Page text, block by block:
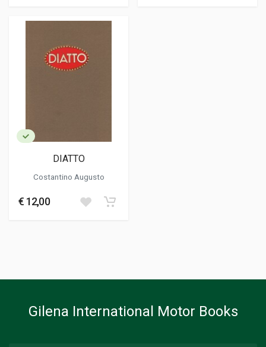
DIATTO
Costantino Augusto
€ 12,00
Gilena International Motor Books